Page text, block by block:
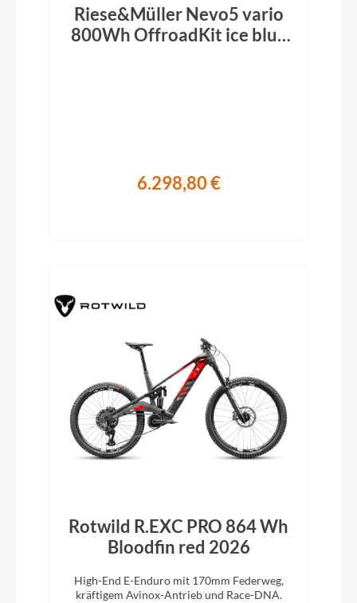
Riese&Müller Nevo5 vario
800Wh OffroadKit ice blue
6.298,80 €
Rotwild R.EXC PRO 864 Wh
Bloodfin red 2026
High-End E-Enduro mit 170mm Federweg,
kräftigem Avinox-Antrieb und Race-DNA.